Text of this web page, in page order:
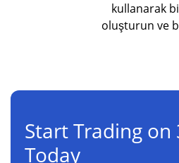
kullanarak
oluşturun ve
Start Trading on
Today